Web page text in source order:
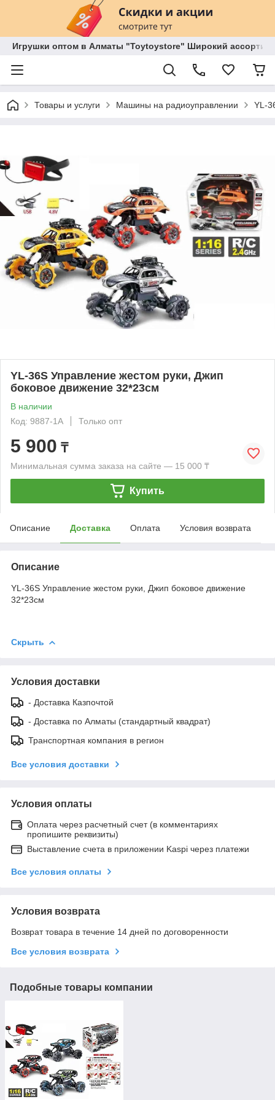
Игрушки оптом в Алматы "Toytoystore" Широкий
Товары и услуги Машины на радиоуправлении YL-
YL-36S Управление жестом руки, Джип
боковое движение 32*23см
В наличии
Код: 9887-1A
Только опт
5 900 ₸
Минимальная сумма заказа на сайте — 15 000 ₸
Купить
Описание Доставка Оплата Условия возврата
Описание
YL-36S Управление жестом руки, Джип боковое движение
32*23см
Скрыть
Условия доставки
- Доставка Казпочтой
- Доставка по Алматы (стандартный квадрат)
Транспортная компания в регион
Все условия доставки
Условия оплаты
Оплата через расчетный счет (в комментариях
пропишите реквизиты)
Выставление счета в приложении Kaspi через платежи
Все условия оплаты
Условия возврата
Возврат товара в течение 14 дней по договоренности
Все условия возврата
Подобные товары компании